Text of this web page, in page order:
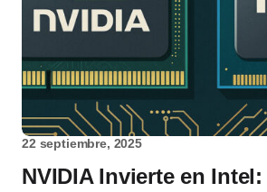
22 septiembre, 2025
NVIDIA Invierte en